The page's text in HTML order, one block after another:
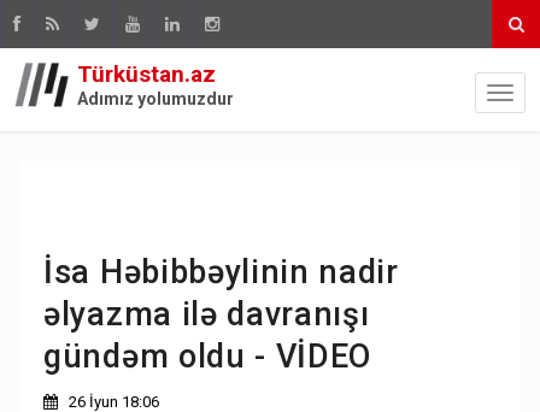
Türküstan.az
Adımız yolumuzdur
İsa Həbibbəylinin nadir
əlyazma ilə davranışı
gündəm oldu - VİDEO
26 İyun 18:06